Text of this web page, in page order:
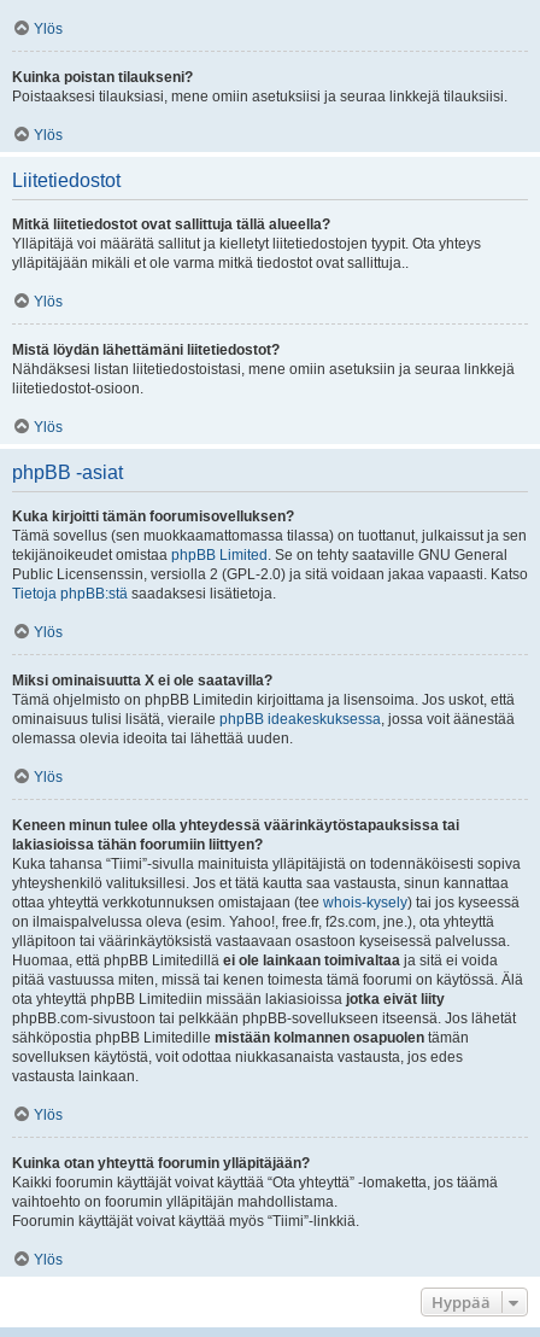
Ylös
Kuinka poistan tilaukseni?
Poistaaksesi tilauksiasi, mene omiin asetuksiisi ja seuraa linkkejä tilauksiisi.
Ylös
Liitetiedostot
Mitkä liitetiedostot ovat sallittuja tällä alueella?
Ylläpitäjä voi määrätä sallitut ja kielletyt liitetiedostojen tyypit. Ota yhteys
ylläpitäjään mikäli et ole varma mitkä tiedostot ovat sallittuja..
Ylös
Mistä löydän lähettämäni liitetiedostot?
Nähdäksesi listan liitetiedostoistasi, mene omiin asetuksiin ja seuraa linkkejä
liitetiedostot-osioon.
Ylös
phpBB -asiat
Kuka kirjoitti tämän foorumisovelluksen?
Tämä sovellus (sen muokkaamattomassa tilassa) on tuottanut, julkaissut ja sen
tekijänoikeudet omistaa phpBB Limited . Se on tehty saataville GNU General
Public Licensenssin, versiolla 2 (GPL-2.0) ja sitä voidaan jakaa vapaasti. Katso
Tietoja phpBB:stä saadaksesi lisätietoja.
Ylös
Miksi ominaisuutta X ei ole saatavilla?
Tämä ohjelmisto on phpBB Limitedin kirjoittama ja lisensoima. Jos uskot, että
ominaisuus tulisi lisätä, vieraile phpBB ideakeskuksessa, jossa voit äänestää
olemassa olevia ideoita tai lähettää uuden.
Ylös
Keneen minun tulee olla yhteydessä väärinkäytöstapauksissa tai
lakiasioissa tähän foorumiin liittyen?
Kuka tahansa “Tiimi”-sivulla mainituista ylläpitäjistä on todennäköisesti sopiva
yhteyshenkilö valituksillesi. Jos et tätä kautta saa vastausta, sinun kannattaa
ottaa yhteyttä verkkotunnuksen omistajaan (tee whois-kysely) tai jos kyseessä
on ilmaispalvelussa oleva (esim. Yahoo!, free.fr, f2s.com, jne.), ota yhteyttä
ylläpitoon tai väärinkäytöksistä vastaavaan osastoon kyseisessä palvelussa.
Huomaa, että phpBB Limitedillä ei ole lainkaan toimivaltaa ja sitä ei voida
pitää vastuussa miten, missä tai kenen toimesta tämä foorumi on käytössä. Älä
ota yhteyttä phpBB Limitediin missään lakiasioissa jotka eivät liity
phpBB.com-sivustoon tai pelkkään phpBB-sovellukseen itseensä. Jos lähetät
sähköpostia phpBB Limitedille mistään kolmannen osapuolen tämän
sovelluksen käytöstä, voit odottaa niukkasanaista vastausta, jos edes
vastausta lainkaan.
Ylös
Kuinka otan yhteyttä foorumin ylläpitäjään?
Kaikki foorumin käyttäjät voivat käyttää “Ota yhteyttä” -lomaketta, jos täämä
vaihtoehto on foorumin ylläpitäjän mahdollistama.
Foorumin käyttäjät voivat käyttää myös “Tiimi”-linkkiä.
Ylös
Hyppää